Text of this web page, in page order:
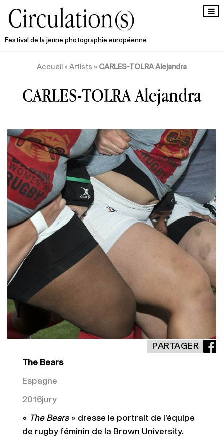
Festival de la jeune photographie européenne
Accueil » Artists » CARLES-TOLRA Alejandra
CARLES-TOLRA Alejandra
PARTAGER
The Bears
Espagne
2016jury
« The Bears» dresse le portrait de l’équipe
de rugby féminin de la Brown University.